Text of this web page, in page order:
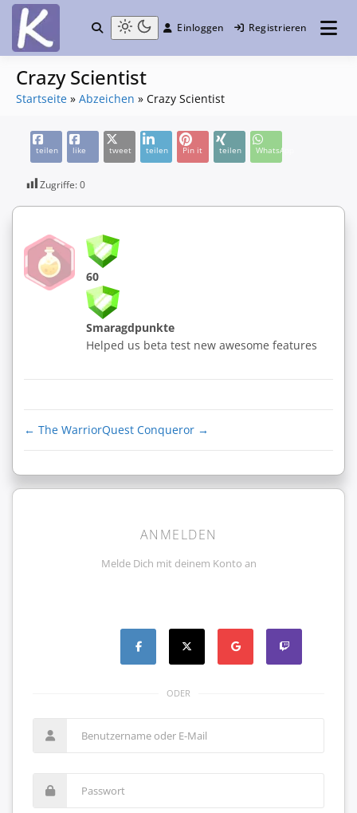
Knuddelesel.de
die Community Einloggen Registrieren
Crazy Scientist
Startseite » Abzeichen » Crazy Scientist
teilen like tweet teilen Pin it teilen WhatsApp
Zugriffe:0
ANMELDEN
Melde Dich mit deinem Konto an
ODER
60
Smaragdpunkte
Helped us beta test new awesome features
← The WarriorQuest Conqueror →